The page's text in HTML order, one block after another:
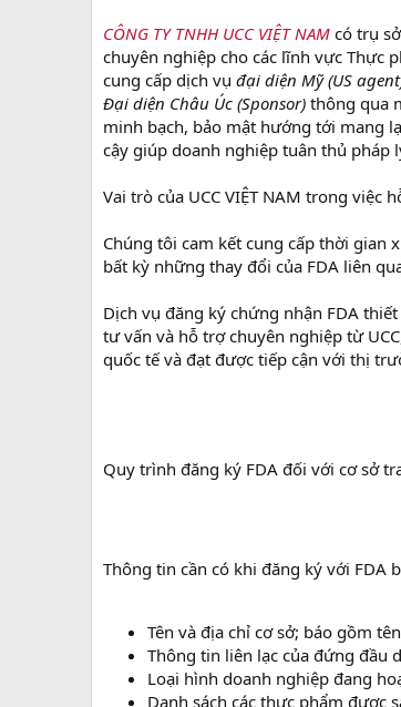
CÔNG TY TNHH UCC VIỆT NAM có trụ
chuyên nghiệp cho các lĩnh vực Thực
cung cấp dịch vụ đại diện Mỹ (US
Đại diện Châu Úc (Sponsor) thông qua
minh bạch, bảo mật hướng tới mang
cậy giúp doanh nghiệp tuân thủ pháp
Vai trò của UCC VIỆT NAM trong việc
Chúng tôi cam kết cung cấp thời gian
bất kỳ những thay đổi của FDA liên
Dịch vụ đăng ký chứng nhận FDA
tư vấn và hỗ trợ chuyên nghiệp từ
quốc tế và đạt được tiếp cận với thị
Quy trình đăng ký FDA đối với cơ sở
Thông tin cần có khi đăng ký với FDA
Tên và địa chỉ cơ sở; báo gồm
Thông tin liên lạc của đứng đầu
Loại hình doanh nghiệp đang
Danh sách các thực phẩm được